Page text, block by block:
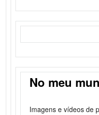
No meu
Imagens e vídeos de